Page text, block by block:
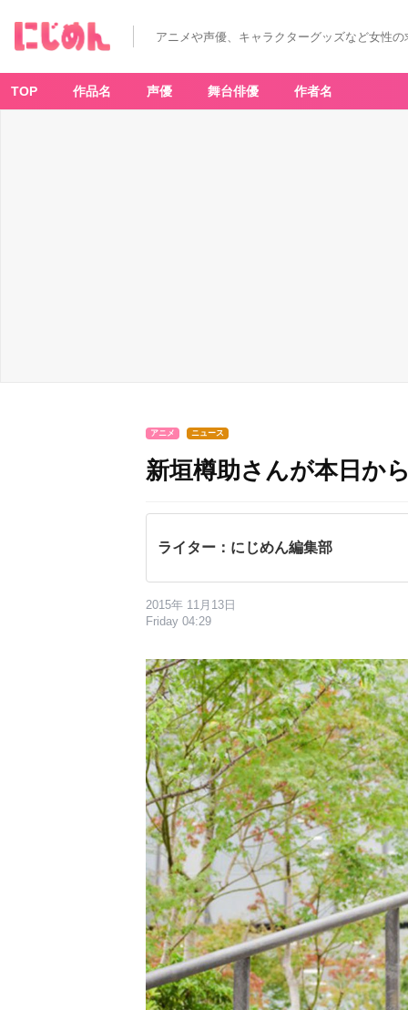
アニメや声優、キャラクターグッズなど女性
TOP 作品名 声優 舞台俳優 作者名
アニメ ニュース
新垣樽助さんが本日か
ライター：にじめん編集部
2015年 11月13日
Friday 04:29